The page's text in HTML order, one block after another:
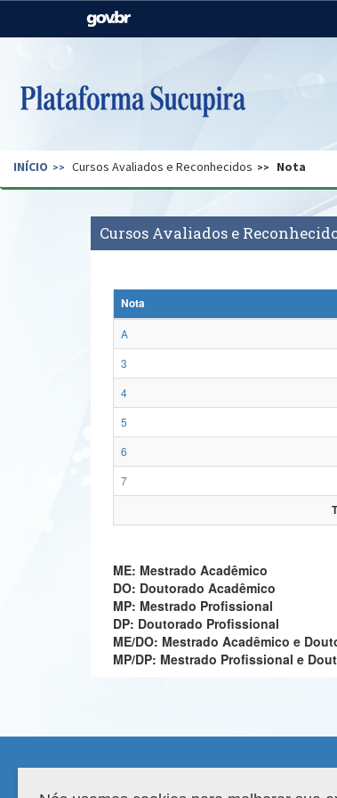
Casa Civil
Pecuária e Abastecimento
Secretaria de Governo Gabinete de
INÍCIO Cursos Avaliados e Reconhecidos Nota
Cursos Avaliados e
Nota
A
3
4
5
6
7
ME: Mestrado Acadêmico
DO: Doutorado Acadêmico
MP: Mestrado Profissional
DP: Doutorado Profissional
ME/DO: Mestrado Acadêmico e
MP/DP: Mestrado Profissional e